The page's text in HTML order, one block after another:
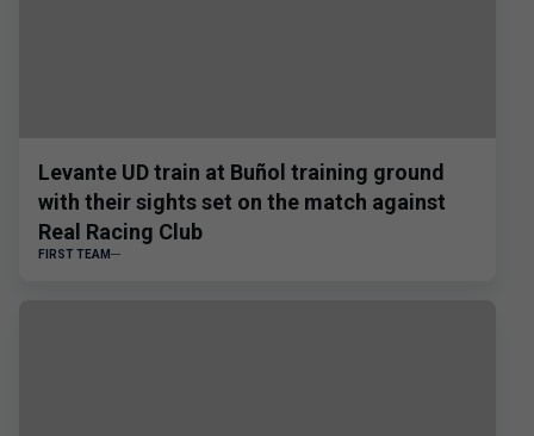
Levante UD train at Buñol training ground
with their sights set on the match against
Real Racing Club
FIRST TEAM